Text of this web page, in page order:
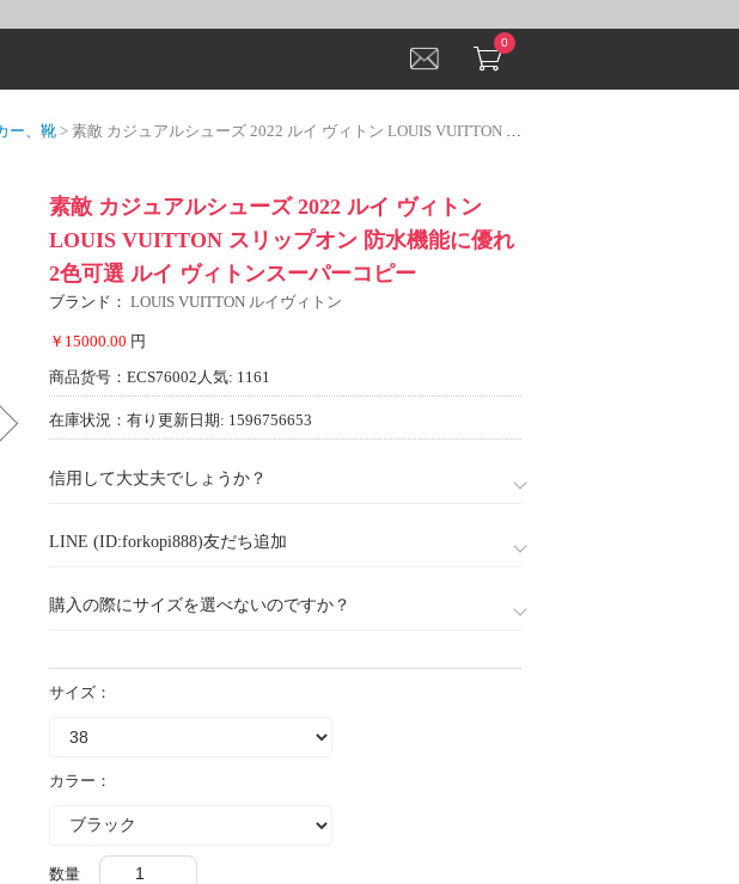
0
ー、靴 > 素敵 カジュアルシューズ 2022 ルイ ヴィトン LOUIS VUITTON スリップオン 防水機能に優れ 2色可選 ルイ ヴィトンスーパーコピー
素敵 カジュアルシューズ 2022 ルイ ヴィトン
LOUIS VUITTON スリップオン 防水機能に優れ
2色可選 ルイ ヴィトンスーパーコピー
ブランド： LOUIS VUITTON ルイヴィトン
￥15000.00 円
商品货号：ECS76002 人気: 1161
在庫状況：有り 更新日期: 1596756653
信用して大丈夫でしょうか？
LINE (ID:forkopi888)友だち追加
購入の際にサイズを選べないのですか？
サイズ：
カラー：
数量